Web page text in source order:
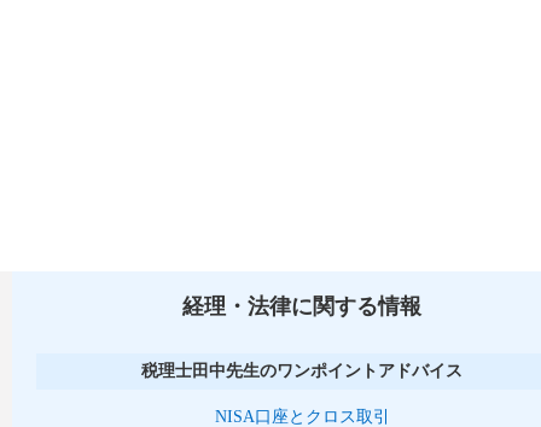
経理・法律に関する情報
税理士田中先生のワンポイントアドバイス
NISA口座とクロス取引